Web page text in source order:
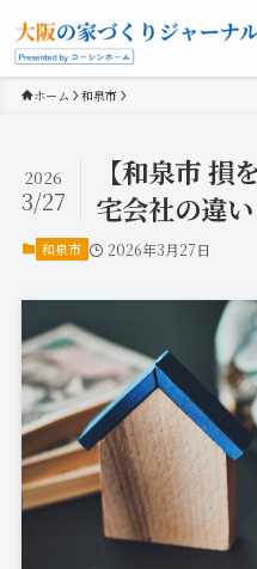
ホーム 和泉市
【和泉市 損
宅会社の違
2026
3/27
和泉市 2026年3月27日